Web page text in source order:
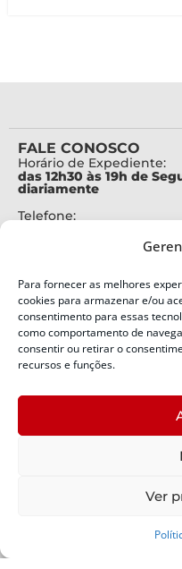
Para fornecer as melhores
cookies para armazenar e/ou
consentimento para essas
como comportamento de
consentir ou retirar o
recursos e funções.
Ver
FALE CONOSCO
Horário de Expediente:
das 12h30 às 19h de
diariamente
Telefone:
Alertas Defesa Civil:
SMS 40199
ENDEREÇO
Defesa Civil do Estado de
Capoeiras, Florianópolis,
Política de Privacidade